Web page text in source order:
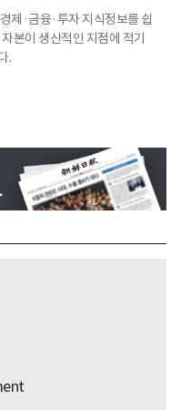
제·금융·투자 지식정보를 쉽
본이 생산적인 지점에 적기
.